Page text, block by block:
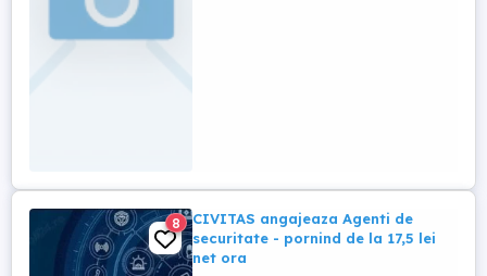
8
CIVITAS angajeaza Agenti de
securitate - pornind de la 17,5 lei
net ora